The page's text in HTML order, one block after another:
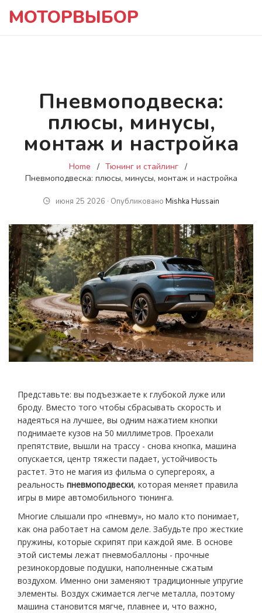
МОТОРВЫБОР
Пневмоподвеска:
плюсы, минусы,
монтаж и настройка
Home
Тюнинг и стайлинг
Пневмоподвеска: плюсы, минусы, монтаж и настройка
июня 25 2026 ∙ Опубликовано Mishka Hussain
Представьте: вы подъезжаете к глубокой луже или
броду. Вместо того чтобы сбрасывать скорость и
надеяться на лучшее, вы одним нажатием кнопки
поднимаете кузов на 50 миллиметров. Проехали
препятствие, вышли на трассу - снова кнопка, машина
опускается, центр тяжести падает, устойчивость
растет. Это не магия из фильма о супергероях, а
реальность пневмоподвески, которая меняет правила
игры в мире автомобильного тюнинга.
Многие слышали про «пневму», но мало кто понимает,
как она работает на самом деле. Забудьте про жесткие
пружины, которые скрипят при каждой яме. В основе
этой системы лежат пневмобаллоны - прочные
резинокордовые подушки, наполненные сжатым
воздухом. Именно они заменяют традиционные упругие
элементы. Воздух сжимается легче металла, поэтому
машина становится мягче, плавнее и, что важно,